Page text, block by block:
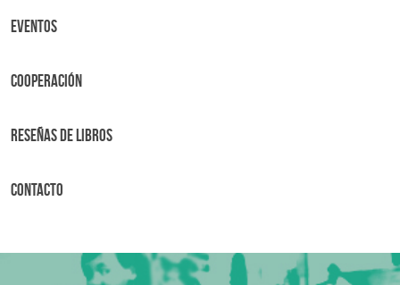
Eventos
Cooperación
Reseñas de libros
Contacto